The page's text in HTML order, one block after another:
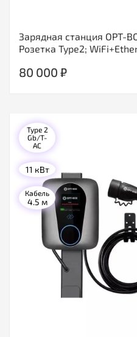
Зарядная станция OPT-
Розетка Type2;
80 000 ₽
Type 2
Gb/T-
AC
11 кВт
Кабель
4.5 м